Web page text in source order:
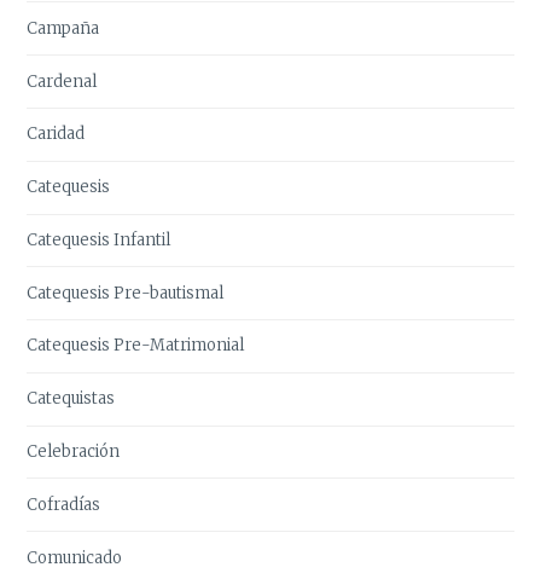
Campaña
Cardenal
Caridad
Catequesis
Catequesis Infantil
Catequesis Pre-bautismal
Catequesis Pre-Matrimonial
Catequistas
Celebración
Cofradías
Comunicado